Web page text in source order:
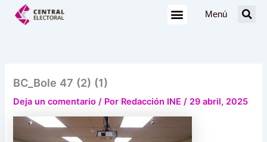
Menú
BC_Bole 47 (2) (1)
Deja un comentario / Por Redacción INE/ 29 abril, 2025